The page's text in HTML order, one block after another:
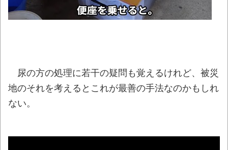
【動画】バイクの少年を無理やり止めるパ
トカーが怖いｗｗｗｗNEW!
新聞に掲載された女性誌の広告がホラーすぎる
ｗｗｗｗ NEW!
【朗報】秋田県、オイルマネーが転がり込
尿の方の処理に若干の疑問も覚えるけれど、被災
地のそれを考えるとこれが最善の手法なのかもしれ
ない。